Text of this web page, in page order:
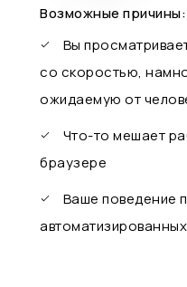
Возможные причины:
Вы
со скоростью,
ожидаемую от
Что-то мешает
браузере
Ваше поведение